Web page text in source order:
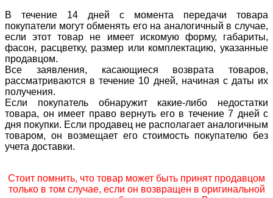
В течение 14 дней с момента передачи товара
покупатели могут обменять его на аналогичный в случае,
если этот товар не имеет искомую форму, габариты,
фасон, расцветку, размер или комплектацию, указанные
продавцом.
Все заявления, касающиеся возврата товаров,
рассматриваются в течение 10 дней, начиная с даты их
получения.
Если покупатель обнаружит какие-либо недостатки
товара, он имеет право вернуть его в течение 7 дней с
дня покупки. Если продавец не располагает аналогичным
товаром, он возмещает его стоимость покупателю без
учета доставки.
Стоит помнить, что товар может быть принят продавцом
только в том случае, если он возвращен в оригинальной